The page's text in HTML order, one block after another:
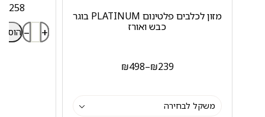
מזון לכלבים פלטינום PLATINUM בוגר
כבש ואורז
₪239
–
₪498
258
– +